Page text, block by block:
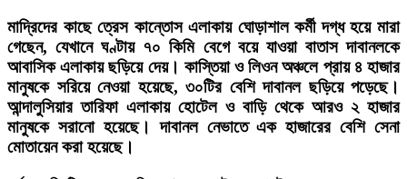
মাদ্রিদের কাছে ত্রেস কান্তোস এলাকায় ঘোড়াশাল কর্মী দগ্ধ হয়ে মারা
গেছেন, যেখানে ঘণ্টায় ৭০ কিমি বেগে বয়ে যাওয়া বাতাস দাবানলকে
আবাসিক এলাকায় ছড়িয়ে দেয়। কাস্তিয়া ও লিওন অঞ্চলে প্রায় ৪ হাজার
মানুষকে সরিয়ে নেওয়া হয়েছে, ৩০টির বেশি দাবানল ছড়িয়ে পড়েছে।
আন্দালুসিয়ার তারিফা এলাকায় হোটেল ও বাড়ি থেকে আরও ২ হাজার
মানুষকে সরানো হয়েছে। দাবানল নেভাতে এক হাজারের বেশি সেনা
মোতায়েন করা হয়েছে।